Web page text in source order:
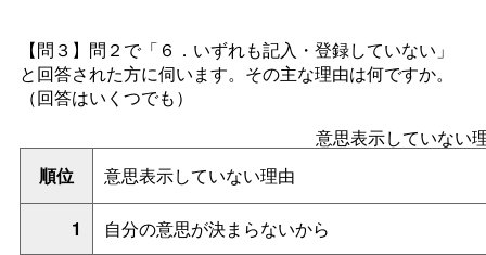
【問３】問２で「６．いずれも記入・登録していない」
と回答された方に伺います。その主な理由は何ですか。
（回答はいくつでも）
意思表示していない
順位
意思表示していない理由
1 自分の意思が決まらないから